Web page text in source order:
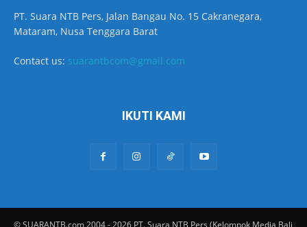
PT. Suara NTB Pers, Jalan Bangau No. 15 Cakranegara,
Mataram, Nusa Tenggara Barat
Contact us: suarantbcom@gmail.com
IKUTI KAMI